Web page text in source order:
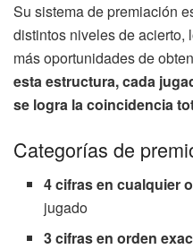
Su sistema de premiación
distintos niveles de acierto,
más oportunidades de
esta estructura, cada
se logra la coincidencia
Categorías de
4 cifras en cualquier
jugado
3 cifras en orden